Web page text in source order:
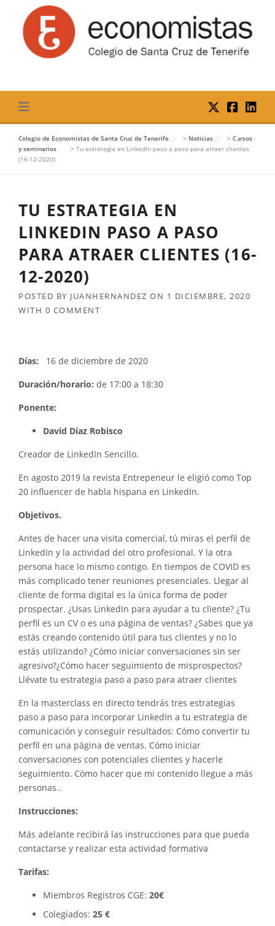
content
Colegio de Economistas de Santa Cruz de Tenerife > Noticias > Cursos
y seminarios
> Tu estrategia en LinkedIn paso a paso para atraer clientes
(16-12-2020)
TU ESTRATEGIA EN
LINKEDIN PASO A PASO
PARA ATRAER CLIENTES (16-
12-2020)
POSTED BY JUANHERNANDEZ ON 1 DICIEMBRE, 2020
WITH 0 COMMENT
Días:
16 de diciembre de 2020
Duración/horario: de 17:00 a 18:30
Ponente:
David Díaz Robisco
Creador de LinkedIn Sencillo.
En agosto 2019 la revista Entrepeneur le eligió como Top
20 influencer de habla hispana en LinkedIn.
Objetivos.
Antes de hacer una visita comercial, tú miras el perfil de
LinkedIn y la actividad del otro profesional. Y la otra
persona hace lo mismo contigo. En tiempos de COVID es
más complicado tener reuniones presenciales. Llegar al
cliente de forma digital es la única forma de poder
prospectar. ¿Usas LinkedIn para ayudar a tu cliente? ¿Tu
perfil es un CV o es una página de ventas? ¿Sabes que ya
estás creando contenido útil para tus clientes y no lo
estás utilizando? ¿Cómo iniciar conversaciones sin ser
agresivo?¿Cómo hacer seguimiento de misprospectos?
Llévate tu estrategia paso a paso para atraer clientes
En la masterclass en directo tendrás tres estrategias
paso a paso para incorporar LinkedIn a tu estrategia de
comunicación y conseguir resultados: Cómo convertir tu
perfil en una página de ventas. Cómo iniciar
conversaciones con potenciales clientes y hacerle
seguimiento. Cómo hacer que mi contenido llegue a más
personas..
Instrucciones:
Más adelante recibirá las instrucciones para que pueda
contactarse y realizar esta actividad formativa
Tarifas:
Miembros Registros CGE: 20€
Colegiados: 25 €